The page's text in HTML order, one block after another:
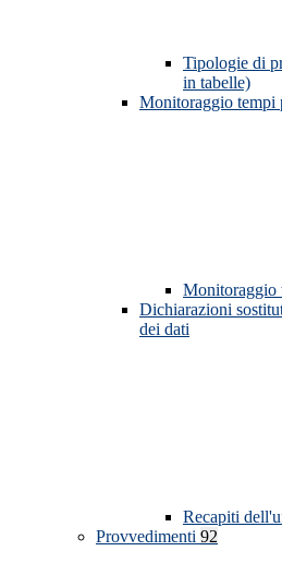
Tipologie di
in tabelle)
Monitoraggio tempi
Monitoraggio
Dichiarazioni
dei dati
Recapiti
Provvedimenti 92